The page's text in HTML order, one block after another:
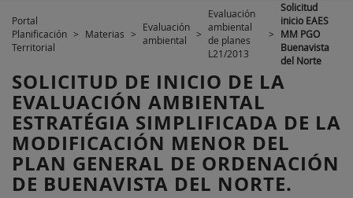
INICIO SERVICIOS MATERIAS
NOTICIAS
CONTACTO
Portal
Planificación
Territorial
> Materias >
Evaluación
ambiental
>
Evaluación
ambiental
de planes
L21/2013
>
Solicitud
inicio EAES
MM PGO
Buenavista
del Norte
SOLICITUD DE INICIO DE LA
EVALUACIÓN AMBIENTAL
ESTRATÉGIA SIMPLIFICADA DE LA
MODIFICACIÓN MENOR DEL
PLAN GENERAL DE ORDENACIÓN
DE BUENAVISTA DEL NORTE.